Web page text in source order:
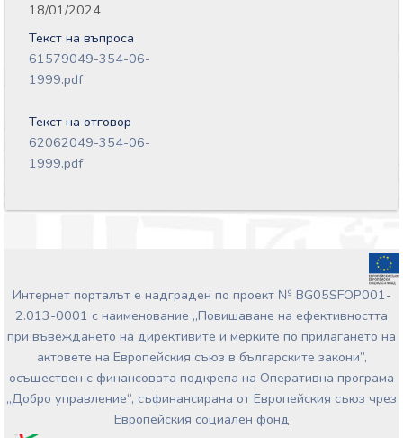
18/01/2024
Текст на въпроса
61579049-354-06-
1999.pdf
Текст на отговор
62062049-354-06-
1999.pdf
Интернет порталът е надграден по проект № BG05SFOP001-
2.013-0001 с наименование „Повишаване на ефективността
при въвеждането на директивите и мерките по прилагането на
актовете на Европейския съюз в българските закони”,
осъществен с финансовата подкрепа на Оперативна програма
„Добро управление“, съфинансирана от Европейския съюз чрез
Европейския социален фонд